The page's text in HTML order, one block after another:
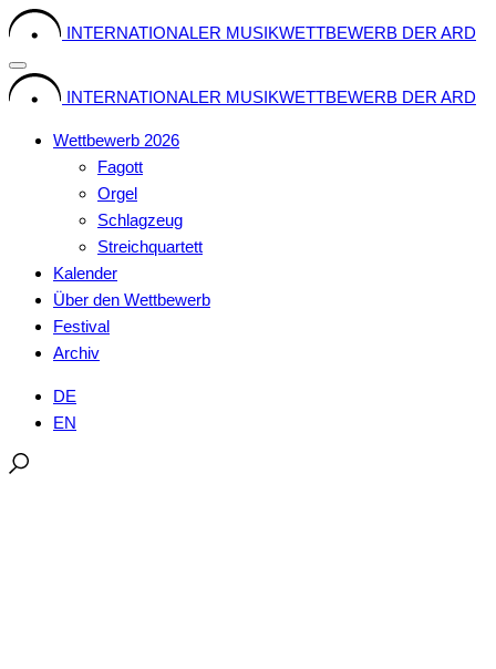
Skip
content
INTERNATIONALER MUSIKWETTBEWERB DER ARD
INTERNATIONALER MUSIKWETTBEWERB DER ARD
Wettbewerb 2026
Fagott
Orgel
Schlagzeug
Streichquartett
Kalender
Über den Wettbewerb
Festival
Archiv
DE
EN